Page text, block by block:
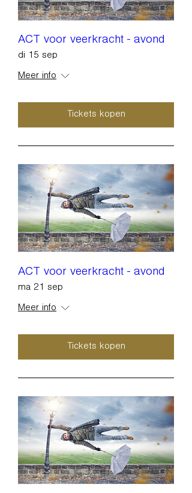
ACT voor veerkracht - avond
di 15 sep
Meer info
Tickets kopen
ACT voor veerkracht - avond
ma 21 sep
Meer info
Tickets kopen